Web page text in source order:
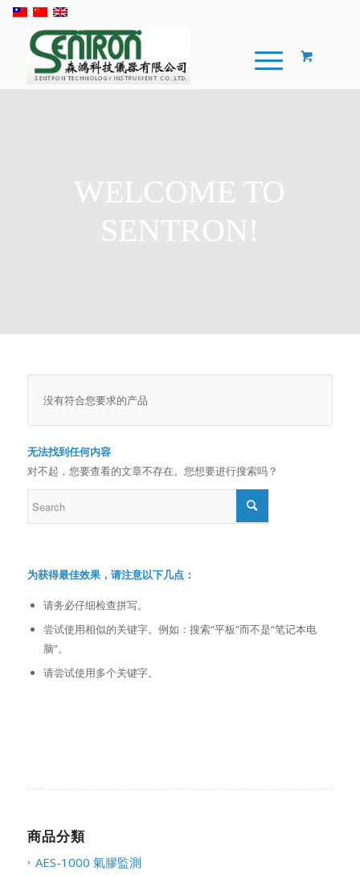
WELCOME TO
SENTRON!
没有符合您要求的产品
无法找到任何内容
对不起，您要查看的文章不存在。您想要进行搜索吗？
为获得最佳效果，请注意以下几点：
请务必仔细检查拼写。
尝试使用相似的关键字。例如：搜索“平板”而不是“笔记本电
脑”。
请尝试使用多个关键字。
商品分類
AES-1000 氣膠監測